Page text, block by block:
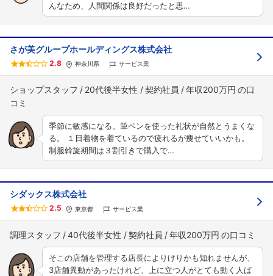
んなため、人間関係は良好だったと思…
さが美グループホールディングス株式会社
2.8 神奈川県 サービス業
ショップスタッフ 20代後半女性 契約社員 年収200万円
季節に敏感になる。筆ペンを使った礼状が自然とうまくな
る。 １日着物を着ているので疲れるが痩せていいかも。
制服斡旋期間は３割引きで購入で…
シダックス株式会社
2.5 東京都 サービス業
調理スタッフ 40代後半女性 契約社員 年収200万円
そこの店舗を管理する店長によりけりかも知れませんが、
3店舗異動があったけれど、上に立つ人がとても動く人ば